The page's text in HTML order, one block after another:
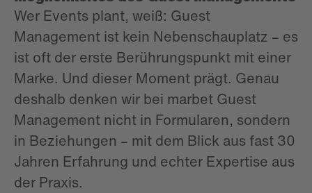
Wer Events plant, weiß: Guest
Management ist kein Nebenschauplatz – es
ist oft der erste Berührungspunkt mit einer
Marke. Und dieser Moment prägt. Genau
deshalb denken wir bei marbet Guest
Management nicht in Formularen, sondern
in Beziehungen – mit dem Blick aus fast 30
Jahren Erfahrung und echter Expertise aus
der Praxis.